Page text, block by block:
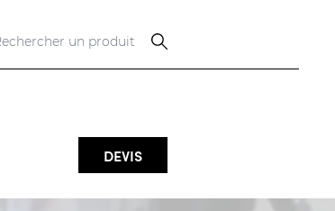
DEVIS